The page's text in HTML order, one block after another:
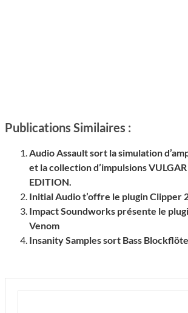
Publications Similaires :
Audio Assault sort la simulation
et la collection d’impulsions
EDITION.
Initial Audio t’offre le plugin Clipper
Impact Soundworks présente le
Venom
Insanity Samples sort Bass